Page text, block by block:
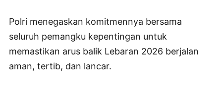
Polri menegaskan komitmennya bersama
seluruh pemangku kepentingan untuk
memastikan arus balik Lebaran 2026 berjalan
aman, tertib, dan lancar.